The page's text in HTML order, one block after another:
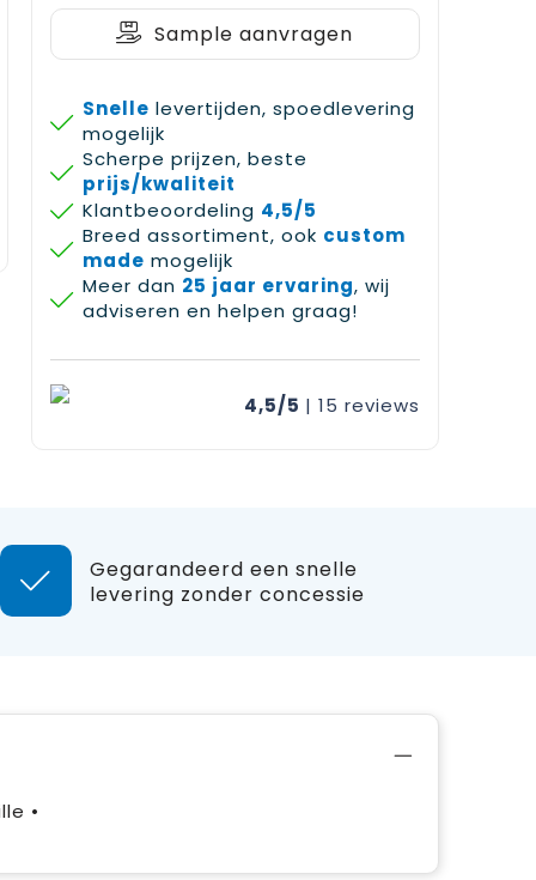
Sample aanvragen
Snelle levertijden, spoedlevering
mogelijk
Scherpe prijzen, beste
prijs/kwaliteit
Klantbeoordeling 4,5/5
Breed assortiment, ook custom
made mogelijk
Meer dan 25 jaar ervaring, wij
adviseren en helpen graag!
4,5/5 | 15 reviews
Gegarandeerd een snelle
levering zonder concessie
•